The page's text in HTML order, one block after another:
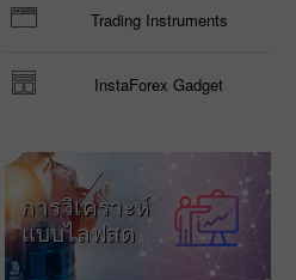
Trading Instruments
InstaForex Gadget
การวิเคราะห์
แบบไลฟสด